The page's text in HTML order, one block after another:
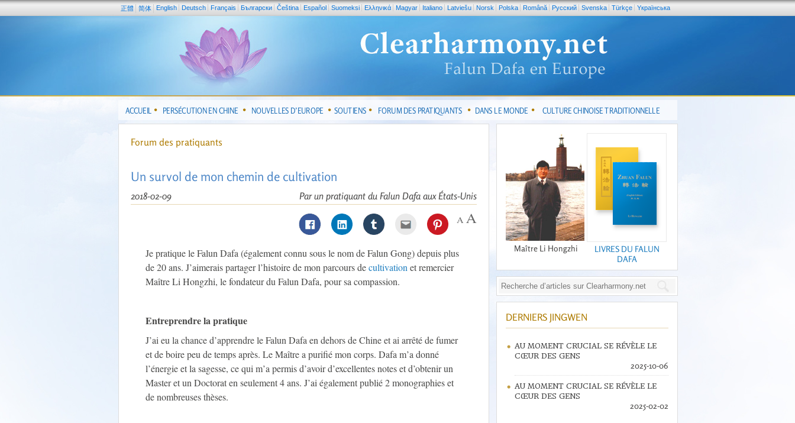
正體 简体 English Deutsch Français Български Čeština Español Suomeksi Ελληνικά Magyar Italiano Latviešu Norsk Polska Română Pусский Svenska Türkçe Yкраїнська
ACCUEIL PERSÉCUTION EN CHINE NOUVELLES D’EUROPE SOUTIENS FORUM DES PRATIQUANTS DANS LE MONDE CULTURE CHINOISE TRADITIONNELLE
Forum des pratiquants
Un survol de mon chemin de cultivation
Par un pratiquant du Falun Dafa aux États-Unis
2018-02-09
Je pratique le Falun Dafa (également connu sous le nom de Falun Gong) depuis plus
de 20 ans. J’aimerais partager l’histoire de mon parcours decultivation et remercier
Maître Li Hongzhi, le fondateur du Falun Dafa, pour sa compassion.
Entreprendre la pratique
J’ai eu la chance d’apprendre le Falun Dafa en dehors de Chine et ai arrêté de fumer
et de boire peu de temps après. Le Maître a purifié mon corps. Dafa m’a donné
l’énergie et la sagesse, ce qui m’a permis d’avoir d’excellentes notes et d’obtenir un
Master et un Doctorat en seulement 4 ans. J’ai également publié 2 monographies et
de nombreuses thèses.
Maître Li Hongzhi
LIVRES DU FALUN
DAFA
DERNIERS JINGWEN
AU MOMENT CRUCIAL SE RÉVÈLE LE
CŒUR DES GENS
2025-10-06
AU MOMENT CRUCIAL SE RÉVÈLE LE
CŒUR DES GENS
2025-02-02